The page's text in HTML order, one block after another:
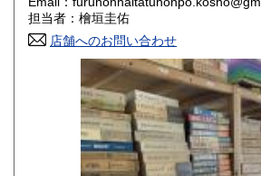
香川県 800円 愛媛県
高知県 800円
800円 長崎県
800円 大分県
800円 鹿児島
担当者：檜垣圭佑
店舗へのお問い合わせ